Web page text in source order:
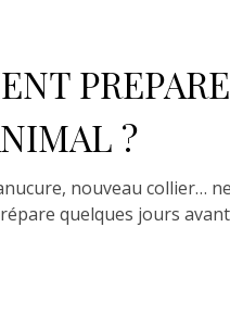
?
nouveau collier…
quelques jours